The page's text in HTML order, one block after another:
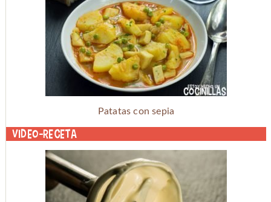
Patatas con sepia
Video-receta